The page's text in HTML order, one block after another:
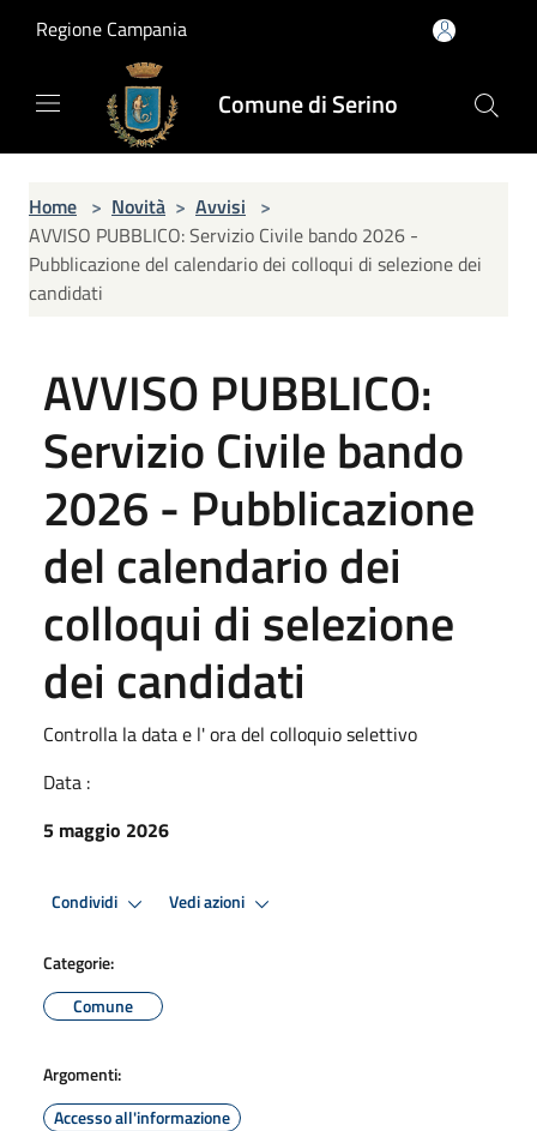
Regione Campania
Comune di Serino
Home > Novità > Avvisi >
AVVISO PUBBLICO: Servizio Civile bando 2026 -
Pubblicazione del calendario dei colloqui di selezione dei
candidati
AVVISO PUBBLICO:
Servizio Civile bando
2026 - Pubblicazione
del calendario dei
colloqui di selezione
dei candidati
Controlla la data e l' ora del colloquio selettivo
Data :
5 maggio 2026
Condividi Vedi azioni
Categorie:
Comune
Argomenti:
Accesso all'informazione